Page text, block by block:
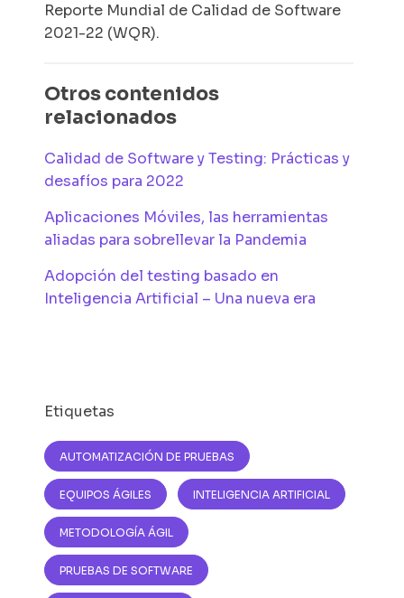
Reporte Mundial de Calidad de Software
2021-22 (WQR).
Otros contenidos
relacionados
Calidad de Software y Testing: Prácticas y
desafíos para 2022
Aplicaciones Móviles, las herramientas
aliadas para sobrellevar la Pandemia
Adopción del testing basado en
Inteligencia Artificial – Una nueva era
Etiquetas
AUTOMATIZACIÓN DE PRUEBAS
EQUIPOS ÁGILES INTELIGENCIA ARTIFICIAL
METODOLOGÍA ÁGIL
PRUEBAS DE SOFTWARE